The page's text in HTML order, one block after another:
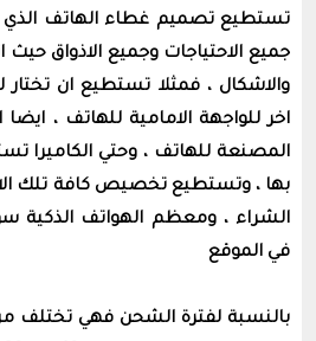
تستطيع تصميم غطاء الهاتف الذي
جميع الاحتياجات وجميع الاذواق حيث
والاشكال ، فمثلا تستطيع ان
اخر للواجهة الامامية للهاتف ،
المصنعة للهاتف ، وحتي الكاميرا
بها ، وتستطيع تخصيص كافة تلك
الشراء ، ومعظم الهواتف الذكية
في الموقع
بالنسبة لفترة الشحن فهي تختلف